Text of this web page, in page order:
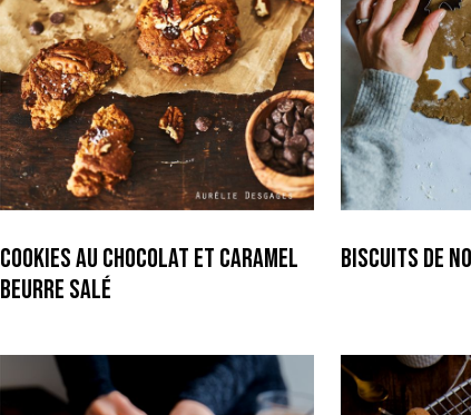
Cookies au Chocolat et caramel
beurre salé
Biscuits de